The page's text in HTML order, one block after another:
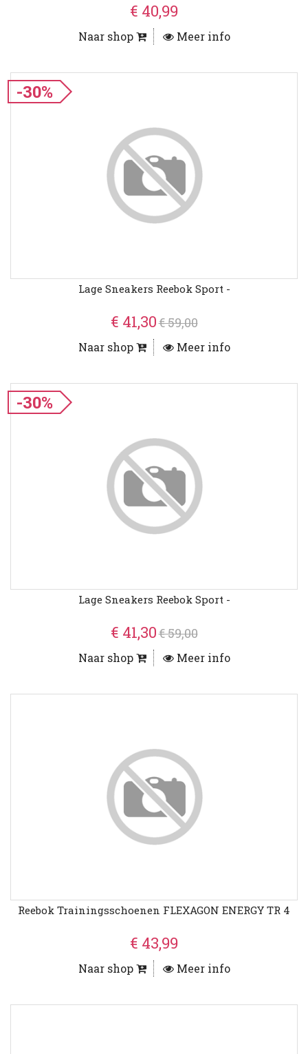
€ 40,99
Naar shop Meer info
-30%
Lage Sneakers Reebok Sport -
€ 41,30€ 59,00
Naar shop Meer info
-30%
Lage Sneakers Reebok Sport -
€ 41,30€ 59,00
Naar shop Meer info
Reebok Trainingsschoenen FLEXAGON ENERGY TR 4
€ 43,99
Naar shop Meer info